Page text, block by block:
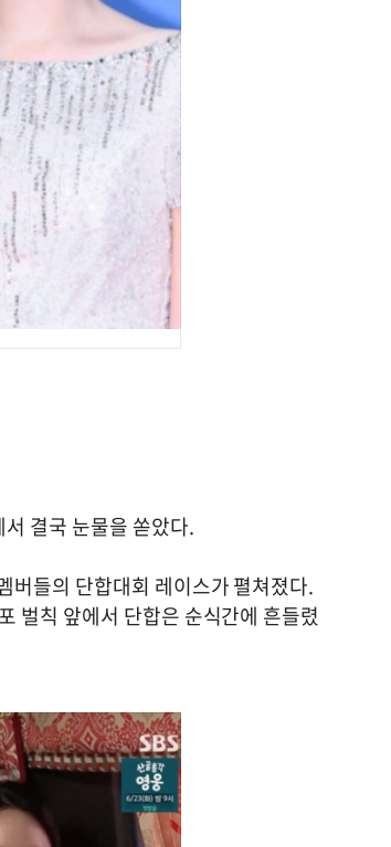
결국 눈물을 쏟았다.
버들의 단합대회 레이스가 펼쳐졌다.
벌칙 앞에서 단합은 순식간에 흔들렸